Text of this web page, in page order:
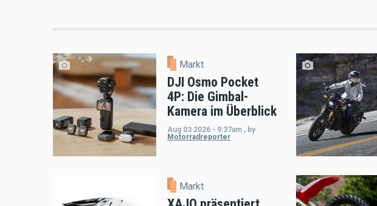
Markt
DJI Osmo Pocket
4P: Die Gimbal-
Kamera im Überblick
Aug 03 2026 - 9:37am , by
Motorradreporter
Markt